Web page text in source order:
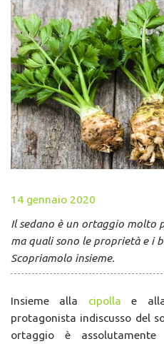
14 gennaio 2020
Il sedano è un ortaggio molto
ma quali sono le proprietà e i
Scopriamolo insieme.
Insieme alla cipolla e
protagonista indiscusso del
ortaggio è